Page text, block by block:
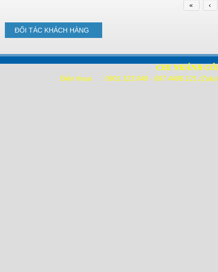
« ‹
ĐỐI TÁC KHÁCH HÀNG
CHI NHÁNH
Điện thoại : 0901.323.048 -